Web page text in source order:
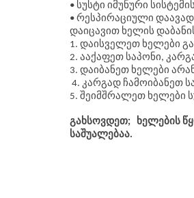
• სუსტი იმუნური
• რესპირაციული
დაიცავით ხელის
1. დაისველეთ ხელები
2. ააქაფეთ საპონი,
3. დაიბანეთ ხელები
4. კარგად ჩამოიბანეთ
5. შეიმშრალეთ ხელები
გახსოვდეთ; ხელების
საშუალებაა.